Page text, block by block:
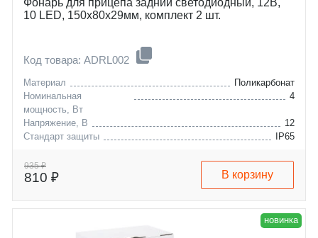
Фонарь для прицепа задний светодиодный, 12В,
10 LED, 150x80x29мм, комплект 2 шт.
Код товара: ADRL002
Материал
Поликарбонат
Номинальная
мощность, Вт
4
Напряжение, В
12
Стандарт защиты
IP65
935 ₽
810 ₽ В корзину
новинка